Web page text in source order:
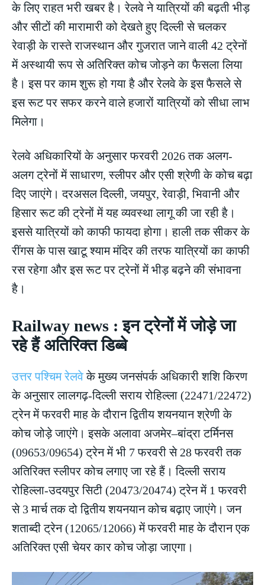
के लिए राहत भरी खबर है। रेलवे ने यात्रियों की बढ़ती भीड़
और सीटों की मारामारी को देखते हुए दिल्ली से चलकर
रेवाड़ी के रास्ते राजस्थान और गुजरात जाने वाली 42 ट्रेनों
में अस्थायी रूप से अतिरिक्त कोच जोड़ने का फैसला लिया
है। इस पर काम शुरू हो गया है और रेलवे के इस फैसले से
इस रूट पर सफर करने वाले हजारों यात्रियों को सीधा लाभ
मिलेगा।
रेलवे अधिकारियों के अनुसार फरवरी 2026 तक अलग-
अलग ट्रेनों में साधारण, स्लीपर और एसी श्रेणी के कोच बढ़ा
दिए जाएंगे। दरअसल दिल्ली, जयपुर, रेवाड़ी, भिवानी और
हिसार रूट की ट्रेनों में यह व्यवस्था लागू की जा रही है।
इससे यात्रियों को काफी फायदा होगा। हाली तक सीकर के
रींगस के पास खाटू श्याम मंदिर की तरफ यात्रियों का काफी
रस रहेगा और इस रूट पर ट्रेनों में भीड़ बढ़ने की संभावना
है।
Railway news : इन ट्रेनों में जोड़े जा
रहे हैं अतिरिक्त डिब्बे
उत्तर पश्चिम रेलवेके मुख्य जनसंपर्क अधिकारी शशि किरण
के अनुसार लालगढ़-दिल्ली सराय रोहिल्ला (22471/22472)
ट्रेन में फरवरी माह के दौरान द्वितीय शयनयान श्रेणी के
कोच जोड़े जाएंगे। इसके अलावा अजमेर–बांद्रा टर्मिनस
(09653/09654) ट्रेन में भी 7 फरवरी से 28 फरवरी तक
अतिरिक्त स्लीपर कोच लगाए जा रहे हैं। दिल्ली सराय
रोहिल्ला-उदयपुर सिटी (20473/20474) ट्रेन में 1 फरवरी
से 3 मार्च तक दो द्वितीय शयनयान कोच बढ़ाए जाएंगे। जन
शताब्दी ट्रेन (12065/12066) में फरवरी माह के दौरान एक
अतिरिक्त एसी चेयर कार कोच जोड़ा जाएगा।